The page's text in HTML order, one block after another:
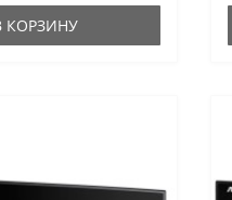
КОРЗИНУ